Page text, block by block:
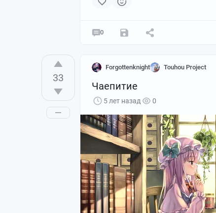
0
33
Forgottenknight Touhou Project
Чаепитие
5 лет назад 0